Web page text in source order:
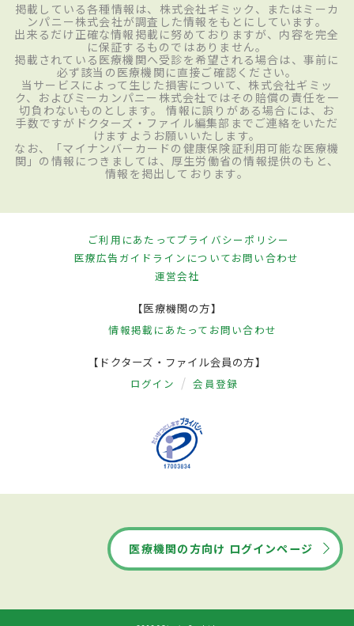
掲載している各種情報は、株式会社ギミック、またはミーカ
ンパニー株式会社が調査した情報をもとにしています。
出来るだけ正確な情報掲載に努めておりますが、内容を完全
に保証するものではありません。
掲載されている医療機関へ受診を希望される場合は、事前に
必ず該当の医療機関に直接ご確認ください。
当サービスによって生じた損害について、株式会社ギミッ
ク、およびミーカンパニー株式会社ではその賠償の責任を一
切負わないものとします。 情報に誤りがある場合には、お
手数ですがドクターズ・ファイル編集部までご連絡をいただ
けますようお願いいたします。
なお、「マイナンバーカードの健康保険証利用可能な医療機
関」の情報につきましては、厚生労働省の情報提供のもと、
情報を掲出しております。
ご利用にあたってプライバシーポリシー
医療広告ガイドラインについてお問い合わせ
運営会社
【医療機関の方】
情報掲載にあたって お問い合わせ
【ドクターズ・ファイル会員の方】
ログイン 会員登録
医療機関の方向け ログインページ